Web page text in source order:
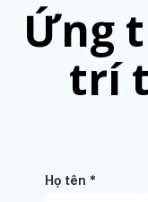
Ứng
trí
Họ tên *